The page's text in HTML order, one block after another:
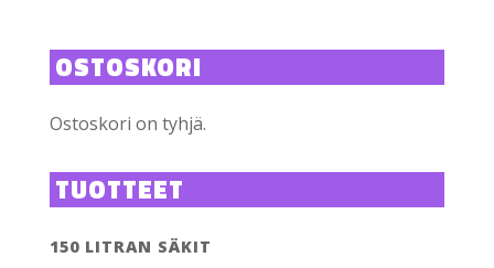
OSTOSKORI
Ostoskori on tyhjä.
TUOTTEET
150 LITRAN SÄKIT